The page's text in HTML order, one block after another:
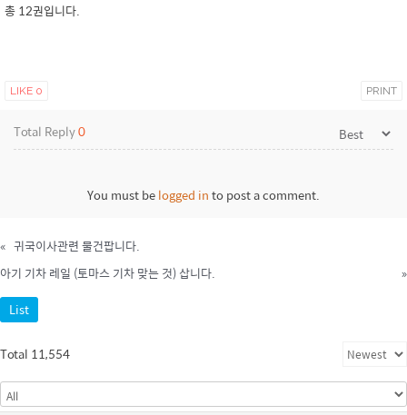
총 12권입니다.
LIKE 0 PRINT
Total Reply0
You must belogged into post a comment.
« 귀국이사관련 물건팝니다.
아기 기차 레일 (토마스 기차 맞는 것) 삽니다.
»
List
Total 11,554